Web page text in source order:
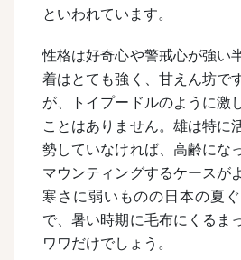
といわれています。
性格は好奇心や警戒心が強い
着はとても強く、甘えん坊で
が、トイプードルのように激
ことはありません。雄は特に
勢していなければ、高齢にな
マウンティングするケースが
寒さに弱いものの日本の夏
で、暑い時期に毛布にくるま
ワワだけでしょう。